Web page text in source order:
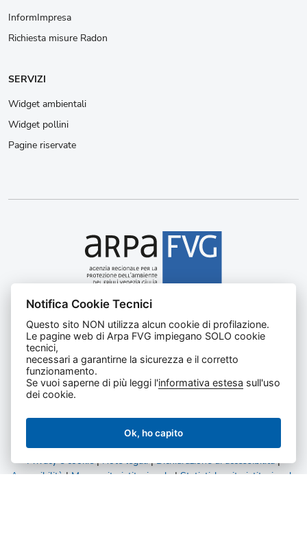
InformImpresa
Richiesta misure Radon
SERVIZI
Widget ambientali
Widget pollini
Pagine riservate
Agenzia regionale per la protezione dell’ambiente del
Friuli Venezia Giulia
C.F. e P. IVA 02096520305
Tel 0432 1918111
Privacy e cookie|Note legali|Dichiarazione di accessibilità|
Accessibilità|Mappa sito istituzionale|Statistiche sito istituzionale
Notifica Cookie Tecnici
Questo sito NON utilizza alcun cookie di profilazione.
Le pagine web di Arpa FVG impiegano SOLO cookie
tecnici,
necessari a garantirne la sicurezza e il corretto
funzionamento.
Se vuoi saperne di più leggi l'informativa estesa sull'uso
dei cookie.
Ok, ho capito